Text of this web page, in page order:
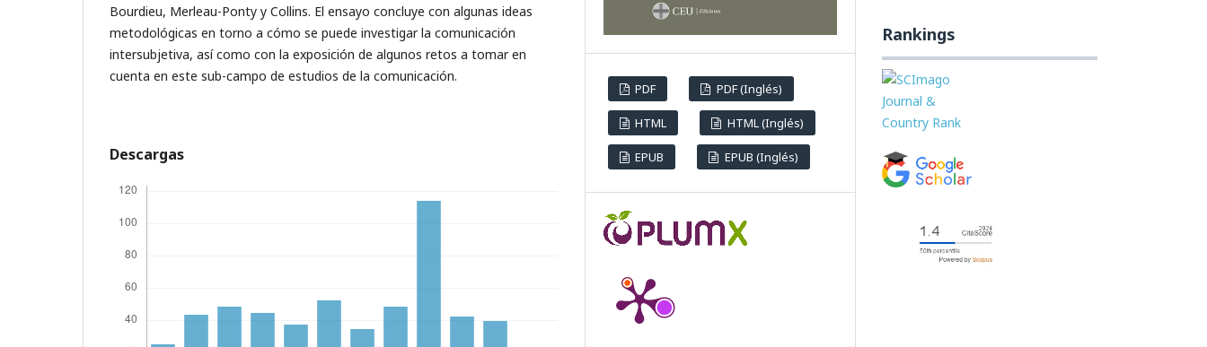
Bourdieu, Merleau-Ponty y Collins. El ensayo concluye con algunas ideas
metodológicas en torno a cómo se puede investigar la comunicación
intersubjetiva, así como con la exposición de algunos retos a tomar en
cuenta en este sub-campo de estudios de la comunicación.
Descargas
PDF PDF (Inglés)
HTML HTML (Inglés)
EPUB EPUB (Inglés)
Rankings